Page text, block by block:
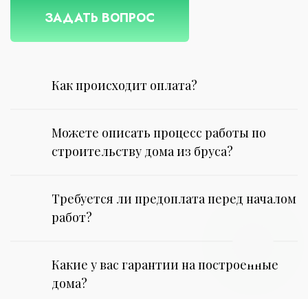
ЗАДАТЬ ВОПРОС
Как происходит оплата?
Можете описать процесс работы по
строительству дома из бруса?
Требуется ли предоплата перед началом
работ?
Какие у вас гарантии на построенные
дома?